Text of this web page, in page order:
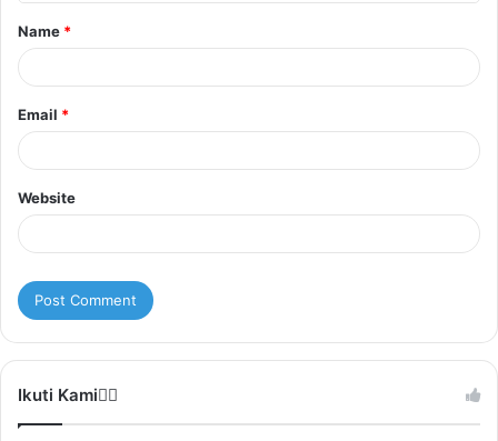
*
Name *
Email *
Website
Ikuti Kami❤️‍🔥